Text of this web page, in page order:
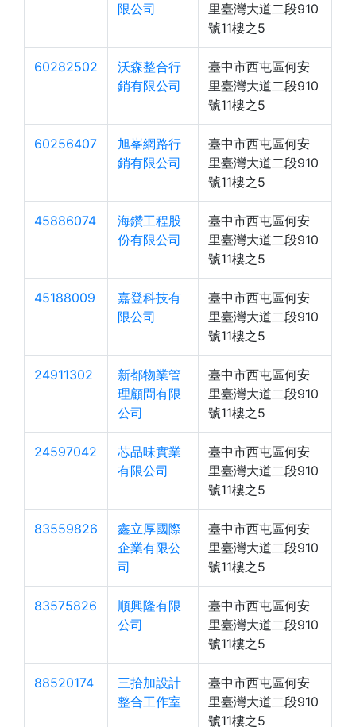
限公司
里臺灣大道二段910
號11樓之5
60282502
沃森整合行
銷有限公司
臺中市西屯區何安
里臺灣大道二段910
號11樓之5
60256407
旭峯網路行
銷有限公司
臺中市西屯區何安
里臺灣大道二段910
號11樓之5
45886074
海鑽工程股
份有限公司
臺中市西屯區何安
里臺灣大道二段910
號11樓之5
45188009
嘉登科技有
限公司
臺中市西屯區何安
里臺灣大道二段910
號11樓之5
24911302
新都物業管
理顧問有限
公司
臺中市西屯區何安
里臺灣大道二段910
號11樓之5
24597042
芯品味實業
有限公司
臺中市西屯區何安
里臺灣大道二段910
號11樓之5
83559826
鑫立厚國際
企業有限公
司
臺中市西屯區何安
里臺灣大道二段910
號11樓之5
83575826
順興隆有限
公司
臺中市西屯區何安
里臺灣大道二段910
號11樓之5
88520174
三拾加設計
整合工作室
臺中市西屯區何安
里臺灣大道二段910
號11樓之5